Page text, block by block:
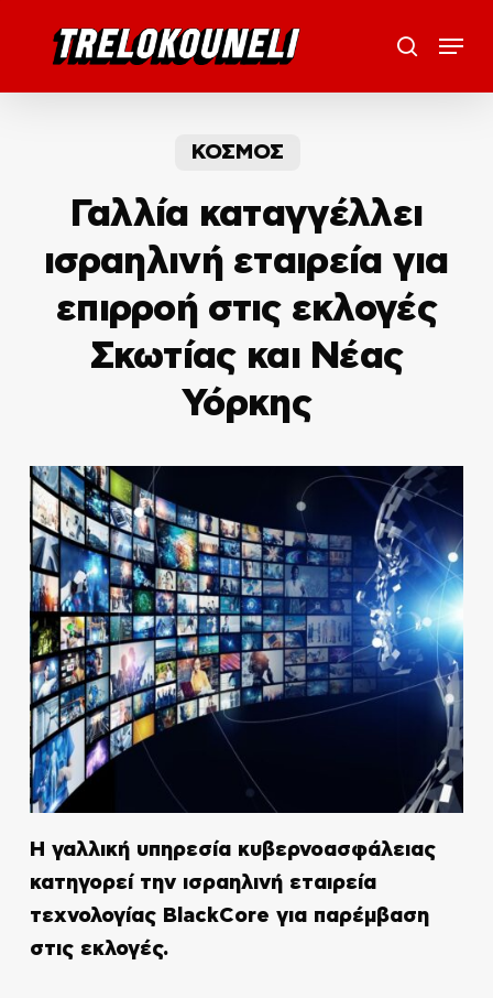
search
Menu
ΚΟΣΜΟΣ
Γαλλία καταγγέλλει
ισραηλινή εταιρεία για
επιρροή στις εκλογές
Σκωτίας και Νέας
Υόρκης
Η γαλλική υπηρεσία κυβερνοασφάλειας
κατηγορεί την ισραηλινή εταιρεία
τεχνολογίας BlackCore για παρέμβαση
στις εκλογές.